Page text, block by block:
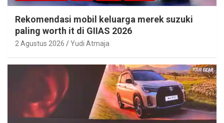
Rekomendasi mobil keluarga merek suzuki
paling worth it di GIIAS 2026
2 Agustus 2026 Yudi Atmaja